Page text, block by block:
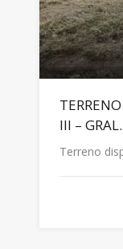
III –
Terreno